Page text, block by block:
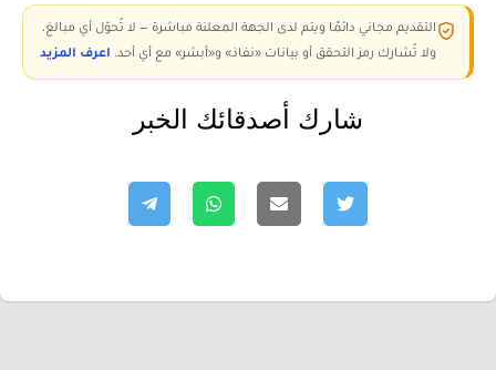
التقديم مجاني دائمًا ويتم لدى الجهة المعلنة مباشرة — لا تُحوّل أي مبالغ،
ولا تُشارك رمز التحقق أو بيانات «نفاذ» و«أبشر» مع أي أحد. اعرف المزيد
شارك أصدقائك الخبر